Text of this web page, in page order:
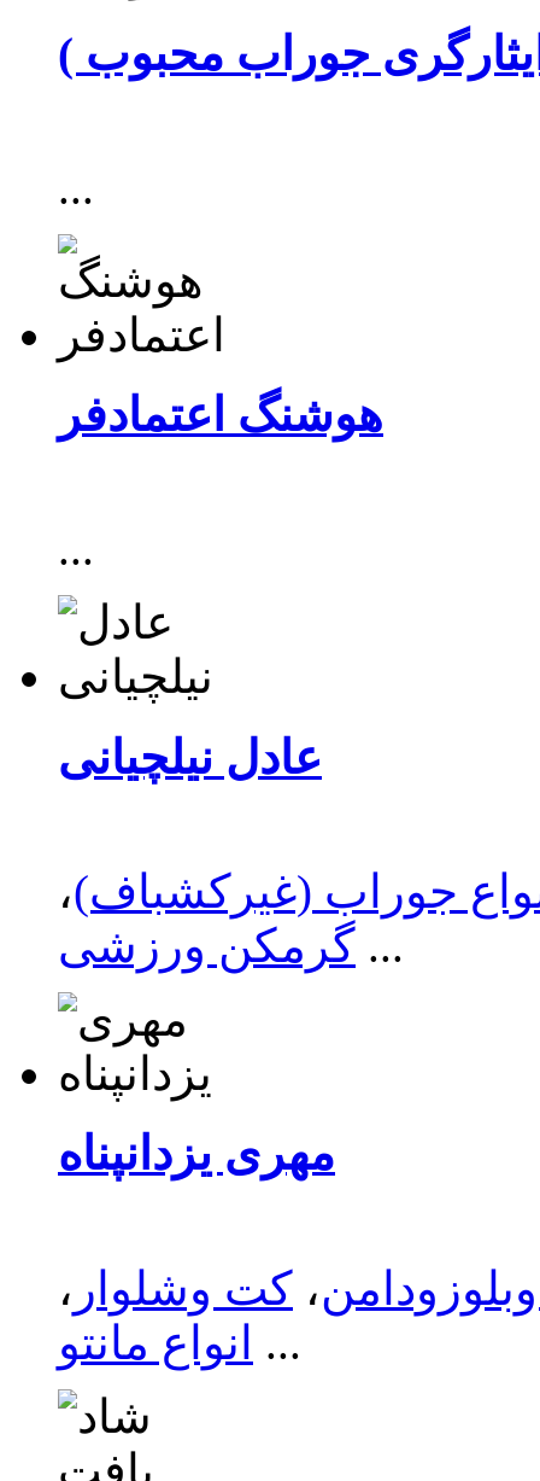
جوراب محبوب )
...
هوشنگ‌ اعتمادفر
...
عادل نیلچیانی
جوراب (غیرکشباف)،
گرمکن ورزشی ...
، کت وشلوار ،
انواع مانتو ...